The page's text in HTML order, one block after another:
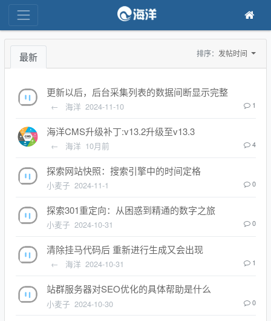
最新 排序： 发帖时间
更新以后，后台采集列表的数据间断显示完整
← 海洋 2024-11-10 1
海洋CMS升级补丁:v13.2升级至v13.3
← 海洋 10月前 4
探索网站快照：搜索引擎中的时间定格
小麦子 2024-11-1 0
探索301重定向：从困惑到精通的数字之旅
小麦子 2024-10-31 0
清除挂马代码后 重新进行生成又会出现
← 海洋 2024-10-31 1
站群服务器对SEO优化的具体帮助是什么
小麦子 2024-10-30 0